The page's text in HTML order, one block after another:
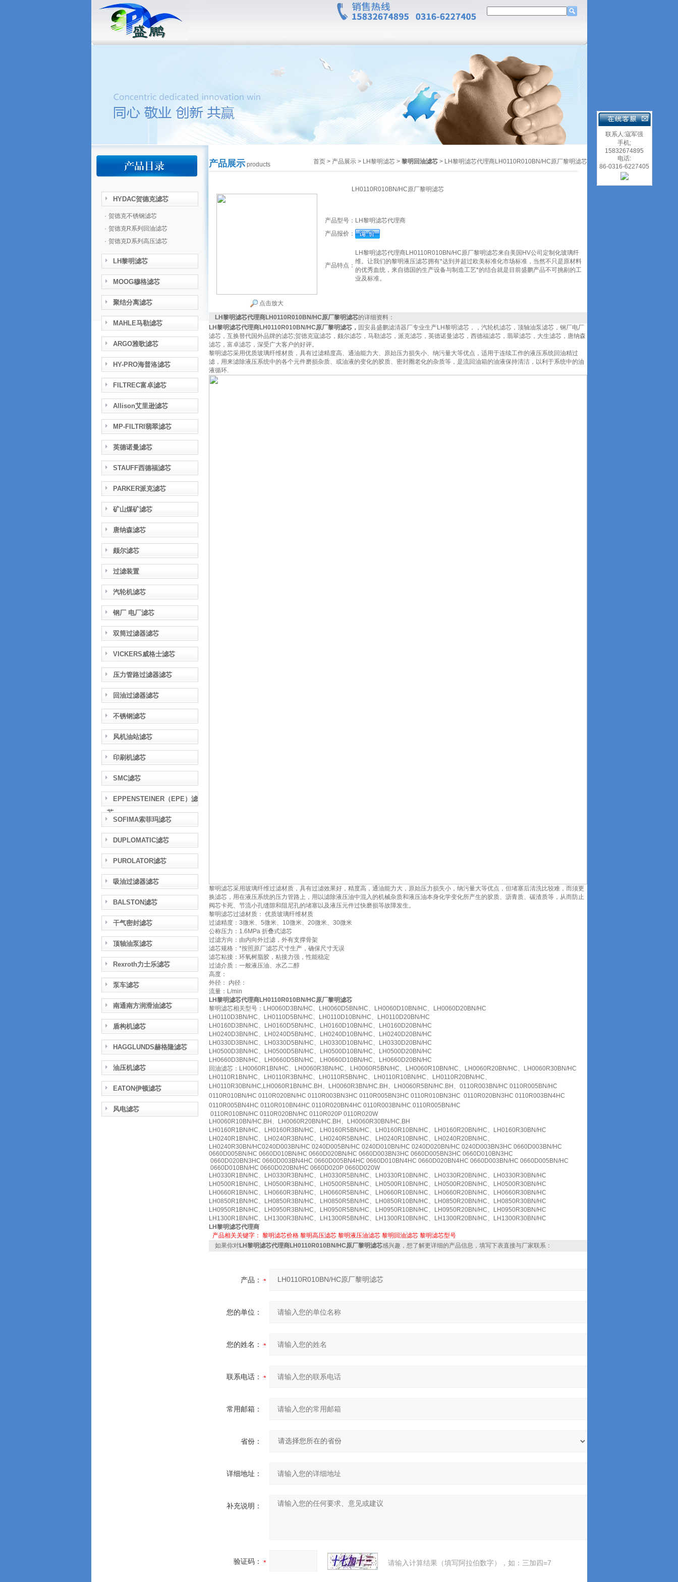
HYDAC贺德克滤芯
· 贺德克不锈钢滤芯
· 贺德克R系列回油滤芯
· 贺德克D系列高压滤芯
LH黎明滤芯
MOOG穆格滤芯
聚结分离滤芯
MAHLE马勒滤芯
ARGO雅歌滤芯
HY-PRO海普洛滤芯
FILTREC富卓滤芯
Allison艾里逊滤芯
MP-FILTRI翡翠滤芯
英德诺曼滤芯
STAUFF西德福滤芯
PARKER派克滤芯
矿山煤矿滤芯
唐纳森滤芯
颇尔滤芯
过滤装置
汽轮机滤芯
钢厂 电厂滤芯
双筒过滤器滤芯
VICKERS威格士滤芯
压力管路过滤器滤芯
回油过滤器滤芯
不锈钢滤芯
风机油站滤芯
印刷机滤芯
SMC滤芯
EPPENSTEINER（EPE）滤
芯
SOFIMA索菲玛滤芯
DUPLOMATIC滤芯
PUROLATOR滤芯
吸油过滤器滤芯
BALSTON滤芯
干气密封滤芯
顶轴油泵滤芯
Rexroth力士乐滤芯
泵车滤芯
南通南方润滑油滤芯
盾构机滤芯
HAGGLUNDS赫格隆滤芯
油压机滤芯
EATON伊顿滤芯
风电滤芯
产品展示products 首页> 产品展示> LH黎明滤芯> 黎明回油滤芯> LH黎明滤芯代理商LH0110R010BN/HC原厂黎明滤芯
LH0110R010BN/HC原厂黎明滤芯
点击放大
产品型号： LH黎明滤芯代理商
产品报价：
产品特点：
LH黎明滤芯代理商LH0110R010BN/HC原厂黎明滤芯来自美国HV公司定制化玻璃纤
维。让我们的黎明液压滤芯拥有*达到并超过欧美标准化市场标准，当然不只是原材料
的优秀血统，来自德国的生产设备与制造工艺*的结合就是目前盛鹏产品不可挑剔的工
业及标准。
LH黎明滤芯代理商LH0110R010BN/HC原厂黎明滤芯的详细资料：
LH黎明滤芯代理商LH0110R010BN/HC原厂黎明滤芯， 固安县盛鹏滤清器厂专业生产LH黎明滤芯，，汽轮机滤芯，顶轴油泵滤芯，钢厂电厂
滤芯，互换替代国外品牌的滤芯;贺德克寇滤芯，颇尔滤芯，马勒滤芯，派克滤芯，英德诺曼滤芯，西德福滤芯，翡翠滤芯，大生滤芯，唐纳森
滤芯，富卓滤芯，深受广大客户的好评。
黎明滤芯采用优质玻璃纤维材质，具有过滤精度高、通油能力大、原始压力损失小、纳污量大等优点，适用于连续工作的液压系统回油精过
滤，用来滤除液压系统中的各个元件磨损杂质、或油液的变化的胶质、密封圈老化的杂质等，是流回油箱的油液保持清洁，以利于系统中的油
液循环.
黎明滤芯采用玻璃纤维过滤材质，具有过滤效果好，精度高，通油能力大，原始压力损失小，纳污量大等优点，但堵塞后清洗比较难，而须更
换滤芯，用在液压系统的压力管路上，用以滤除液压油中混入的机械杂质和液压油本身化学变化所产生的胶质、沥青质、碳渣质等，从而防止
阀芯卡死、节流小孔缝隙和阻尼孔的堵塞以及液压元件过快磨损等故障发生。
黎明滤芯过滤材质： 优质玻璃纤维材质
过滤精度：3微米、5微米、10微米、20微米、30微米
公称压力：1.6MPa 折叠式滤芯
过滤方向：由内向外过滤，外有支撑骨架
滤芯规格：*按照原厂滤芯尺寸生产，确保尺寸无误
滤芯粘接：环氧树脂胶，粘接力强，性能稳定
过滤介质：一般液压油、水乙二醇
高度：
外径： 内径：
流量：L/min
LH黎明滤芯代理商LH0110R010BN/HC原厂黎明滤芯
黎明滤芯相关型号：LH0060D3BN/HC、LH0060D5BN/HC、LH0060D10BN/HC、LH0060D20BN/HC
LH0110D3BN/HC、LH0110D5BN/HC、LH0110D10BN/HC、LH0110D20BN/HC
LH0160D3BN/HC、LH0160D5BN/HC、LH0160D10BN/HC、LH0160D20BN/HC
LH0240D3BN/HC、LH0240D5BN/HC、LH0240D10BN/HC、LH0240D20BN/HC
LH0330D3BN/HC、LH0330D5BN/HC、LH0330D10BN/HC、LH0330D20BN/HC
LH0500D3BN/HC、LH0500D5BN/HC、LH0500D10BN/HC、LH0500D20BN/HC
LH0660D3BN/HC、LH0660D5BN/HC、LH0660D10BN/HC、LH0660D20BN/HC
回油滤芯：LH0060R1BN/HC、LH0060R3BN/HC、LH0060R5BN/HC、LH0060R10BN/HC、LH0060R20BN/HC、LH0060R30BN/HC
LH0110R1BN/HC、LH0110R3BN/HC、LH0110R5BN/HC、LH0110R10BN/HC、LH0110R20BN/HC、
LH0110R30BN/HC,LH0060R1BN/HC.BH、LH0060R3BN/HC.BH、LH0060R5BN/HC.BH、 0110R003BN/HC 0110R005BN/HC
0110R010BN/HC 0110R020BN/HC 0110R003BN3HC 0110R005BN3HC 0110R010BN3HC 0110R020BN3HC 0110R003BN4HC
0110R005BN4HC 0110R010BN4HC 0110R020BN4HC 0110R003BN/HC 0110R005BN/HC
0110R010BN/HC 0110R020BN/HC 0110R020P 0110R020W
LH0060R10BN/HC.BH、LH0060R20BN/HC.BH、LH0060R30BN/HC.BH
LH0160R1BN/HC、LH0160R3BN/HC、LH0160R5BN/HC、LH0160R10BN/HC、LH0160R20BN/HC、LH0160R30BN/HC
LH0240R1BN/HC、LH0240R3BN/HC、LH0240R5BN/HC、LH0240R10BN/HC、LH0240R20BN/HC、
LH0240R30BN/HC0240D003BN/HC 0240D005BN/HC 0240D010BN/HC 0240D020BN/HC 0240D003BN3HC 0660D003BN/HC
0660D005BN/HC 0660D010BN/HC 0660D020BN/HC 0660D003BN3HC 0660D005BN3HC 0660D010BN3HC
0660D020BN3HC 0660D003BN4HC 0660D005BN4HC 0660D010BN4HC 0660D020BN4HC 0660D003BN/HC 0660D005BN/HC
0660D010BN/HC 0660D020BN/HC 0660D020P 0660D020W
LH0330R1BN/HC、LH0330R3BN/HC、LH0330R5BN/HC、LH0330R10BN/HC、LH0330R20BN/HC、LH0330R30BN/HC
LH0500R1BN/HC、LH0500R3BN/HC、LH0500R5BN/HC、LH0500R10BN/HC、LH0500R20BN/HC、LH0500R30BN/HC
LH0660R1BN/HC、LH0660R3BN/HC、LH0660R5BN/HC、LH0660R10BN/HC、LH0660R20BN/HC、LH0660R30BN/HC
LH0850R1BN/HC、LH0850R3BN/HC、LH0850R5BN/HC、LH0850R10BN/HC、LH0850R20BN/HC、LH0850R30BN/HC
LH0950R1BN/HC、LH0950R3BN/HC、LH0950R5BN/HC、LH0950R10BN/HC、LH0950R20BN/HC、LH0950R30BN/HC
LH1300R1BN/HC、LH1300R3BN/HC、LH1300R5BN/HC、LH1300R10BN/HC、LH1300R20BN/HC、LH1300R30BN/HC
LH黎明滤芯代理商
产品相关关键字： 黎明滤芯价格 黎明高压滤芯 黎明液压油滤芯 黎明回油滤芯 黎明滤芯型号
如果你对LH黎明滤芯代理商LH0110R010BN/HC原厂黎明滤芯感兴趣，想了解更详细的产品信息，填写下表直接与厂家联系：
产品：
您的单位：
您的姓名：
联系电话：
常用邮箱：
省份：
详细地址：
补充说明：
验证码： 请输入计算结果（填写阿拉伯数字），如：三加四=7
联系人:寇军强
手机;
15832674895
电话:
86-0316-6227405